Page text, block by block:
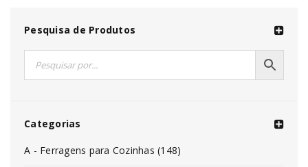
Pesquisa de Produtos
Categorias
A - Ferragens para Cozinhas (148)